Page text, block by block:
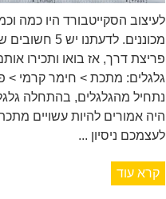
לעיצוב הסקייטבורד היו כמה
מכוננים. לדעתנו
גלגלים: מתכת > חימר קרמי >
נתחיל מהגלגלים, בהתחלה
היה אמורים להיות עשויים
לעצמכם ניסיון ...
קרא עוד